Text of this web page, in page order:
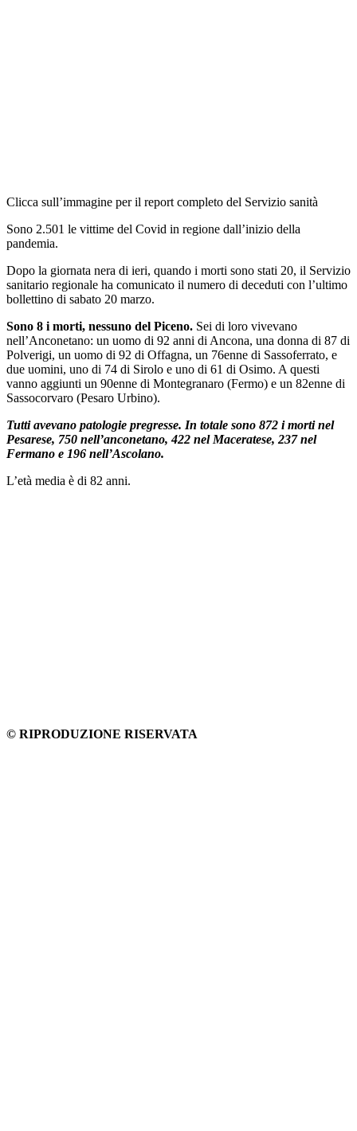
Clicca sull’immagine per il report completo del Servizio sanità
Sono 2.501 le vittime del Covid in regione dall’inizio della
pandemia.
Dopo la giornata nera di ieri, quando i morti sono stati 20, il Servizio
sanitario regionale ha comunicato il numero di deceduti con l’ultimo
bollettino di sabato 20 marzo.
Sono 8 i morti, nessuno del Piceno. Sei di loro vivevano
nell’Anconetano: un uomo di 92 anni di Ancona, una donna di 87 di
Polverigi, un uomo di 92 di Offagna, un 76enne di Sassoferrato, e
due uomini, uno di 74 di Sirolo e uno di 61 di Osimo. A questi
vanno aggiunti un 90enne di Montegranaro (Fermo) e un 82enne di
Sassocorvaro (Pesaro Urbino).
Tutti avevano patologie pregresse. In totale sono 872 i morti nel
Pesarese, 750 nell’anconetano, 422 nel Maceratese, 237 nel
Fermano e 196 nell’Ascolano.
L’età media è di 82 anni.
© RIPRODUZIONE RISERVATA